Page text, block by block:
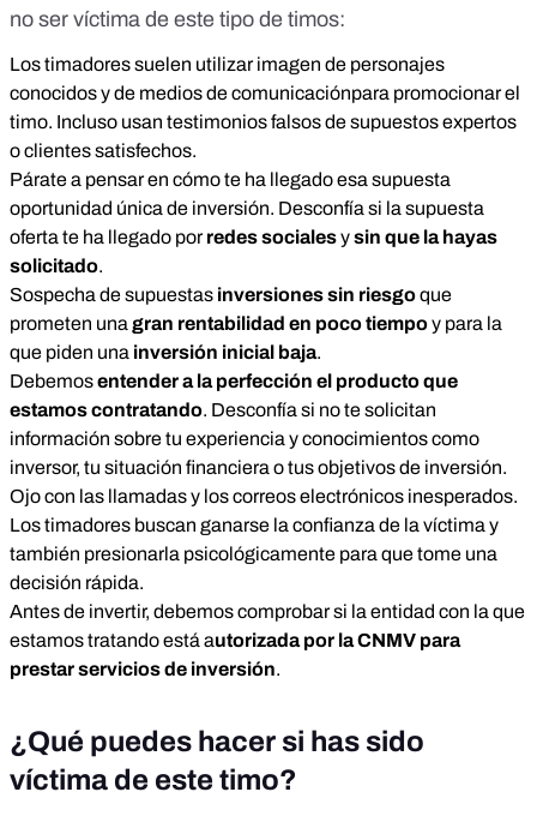
no ser víctima de este tipo de timos:
Los timadores suelen utilizar imagen de personajes
conocidos y de medios de comunicaciónpara promocionar el
timo. Incluso usan testimonios falsos de supuestos expertos
o clientes satisfechos.
Párate a pensar en cómo te ha llegado esa supuesta
oportunidad única de inversión. Desconfía si la supuesta
oferta te ha llegado porredes socialesysin que la hayas
solicitado.
Sospecha de supuestas inversiones sin riesgoque
prometen una gran rentabilidad en poco tiempoy para la
que piden una inversión inicial baja.
Debemosentender a la perfección el producto que
estamos contratando. Desconfía si no te solicitan
información sobre tu experiencia y conocimientos como
inversor, tu situación financiera o tus objetivos de inversión.
Ojo con las llamadasy los correos electrónicos inesperados.
Los timadores buscan ganarse la confianza de la víctima y
también presionarla psicológicamente para que tome una
decisión rápida.
Antes de invertir, debemos comprobar si la entidad con la que
estamos tratando está autorizada por la CNMV para
prestar servicios de inversión.
¿Qué puedes hacer si has sido
víctima de este timo?